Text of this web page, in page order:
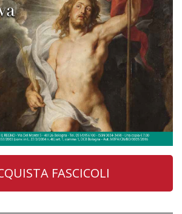
FASCICOLI